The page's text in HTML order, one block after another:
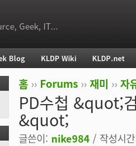
Geek, IT...
현재 위치
홈 ›› Forums ›› 재미 ›› 자
PD수첩 &quot;
&quot;
글쓴이: nike984 / 작성시
Blog KLDP Wiki KLDP.net